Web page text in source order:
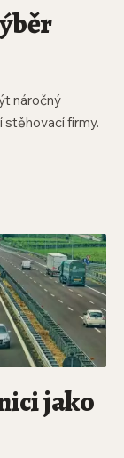
náročný
stěhovací firmy.
jako